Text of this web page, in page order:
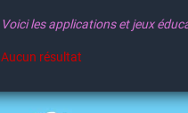
Voici les applications et jeux
Aucun résultat